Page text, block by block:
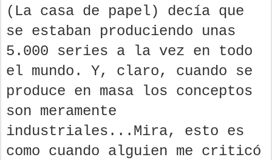
(La casa de papel) decía que
se estaban produciendo unas
5.000 series a la vez en todo
el mundo. Y, claro, cuando se
produce en masa los conceptos
son meramente
industriales...Mira, esto es
como cuando alguien me criticó